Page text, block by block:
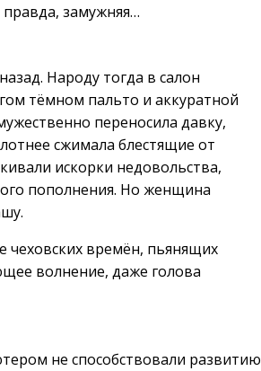
замужняя…
Народу тогда в салон
тёмном пальто и аккуратной
переносила давку,
сжимала блестящие от
искорки недовольства,
пополнения. Но женщина
времён, пьянящих
волнение, даже голова
не способствовали развитию